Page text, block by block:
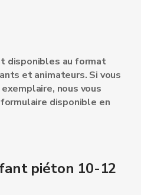
disponibles au format
et animateurs. Si vous
nous vous
disponible en
piéton 10-12